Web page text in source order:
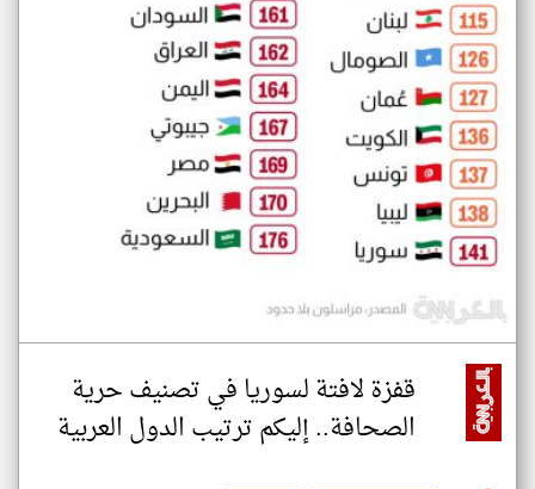
قفزة لافتة لسوريا في تصنيف حرية
الصحافة.. إليكم ترتيب الدول العربية